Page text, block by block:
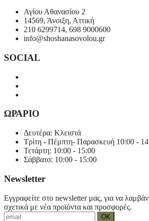
Αγίου Αθανασίου 2
14569, Άνοιξη, Αττική
210 6299714, 698 9000600
info@shoshanasovolou.gr
SOCIAL
ΩΡΑΡΙΟ
Δευτέρα: Κλειστά
Τρίτη - Πέμπτη- Παρασκευή 10:00 -
Τετάρτη: 10:00 - 15:00
Σάββατο: 10:00 - 15:00
Newsletter
Εγγραφείτε στο newsletter μας, για να
σχετικά με νέα προϊόντα και προσφορές.